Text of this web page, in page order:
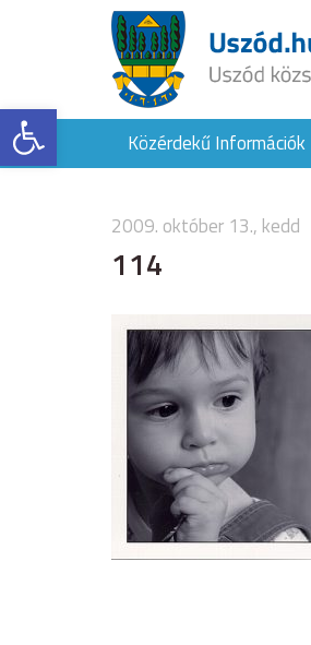
Eszköztár megnyitásaKözérdekű Információk
2009. október 13., kedd
114